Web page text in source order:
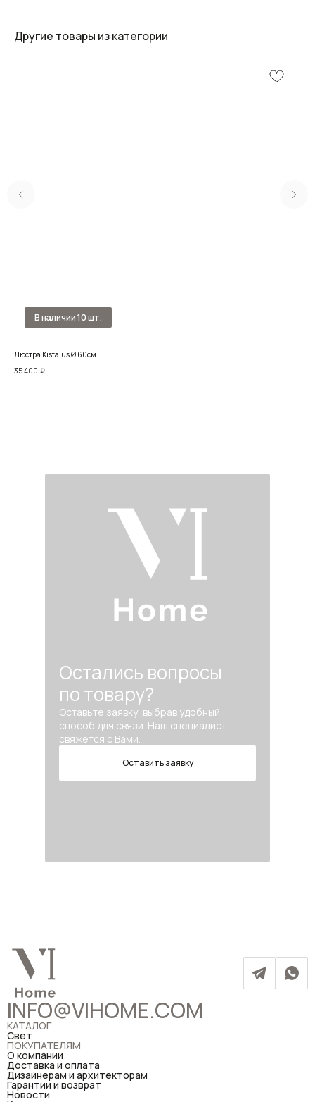
Другие товары из категории
Люстра Kistalus Ø 60см
35 400 ₽
Остались вопросы
по товару?
Оставьте заявку, выбрав удобный
способ для связи. Наш специалист
свяжется с Вами.
Оставить заявку
INFO@VIHOME.COM
КАТАЛОГ
Свет
ПОКУПАТЕЛЯМ
О компании
Доставка и оплата
Дизайнерам и архитекторам
Гарантии и возврат
Новости